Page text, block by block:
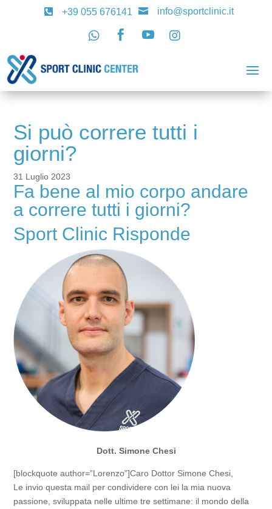
 +39 055 676141  info@sportclinic.it
   
Si può correre tutti i
giorni?
31 Luglio 2023
Fa bene al mio corpo andare
a correre tutti i giorni?
Sport Clinic Risponde
Dott. Simone Chesi
[blockquote author=”Lorenzo”]Caro Dottor Simone Chesi,
Le invio questa mail per condividere con lei la mia nuova
passione, sviluppata nelle ultime tre settimane: il mondo della